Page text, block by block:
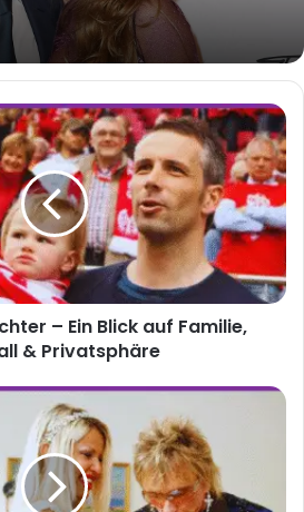
– Ein Blick auf Familie,
& Privatsphäre